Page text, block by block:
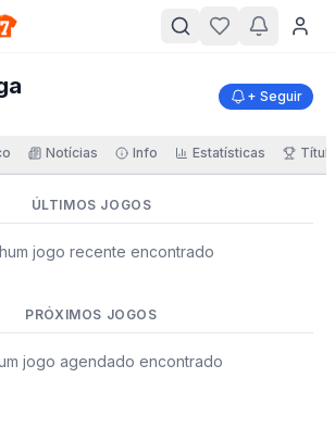
+ Seguir
Notícias Info Estatísticas
ÚLTIMOS JOGOS
jogo recente encontrado
PRÓXIMOS JOGOS
jogo agendado encontrado